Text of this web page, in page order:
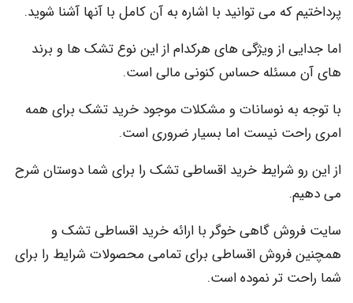
که می توانید با اشاره به آن کامل با آنها آشنا شوید.
از ویژگی های هرکدام از این نوع تشک ها و برند
حساس کنونی مالی است.
به نوسانات و مشکلات موجود خرید تشک برای همه
نیست اما بسیار ضروری است.
شرایط خرید اقساطی تشک را برای شما دوستان شرح
گاهی خوگر با ارائه خرید اقساطی تشک و
فروش اقساطی برای تمامی محصولات شرایط را برای
تر نموده است.